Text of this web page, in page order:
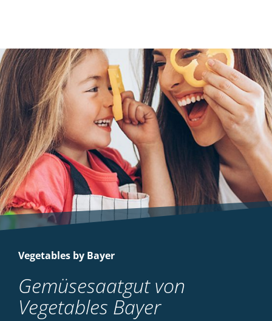
Vegetables by Bayer
Gemüsesaatgut von
Vegetables Bayer